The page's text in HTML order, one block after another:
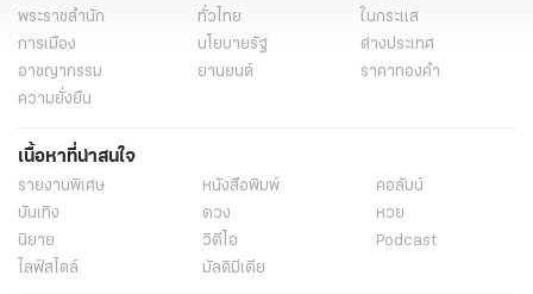
พระราชสำนัก ทั่วไทย
ในกระแส
การเมือง
นโยบายรัฐ
ต่างประเทศ
อาชญากรรม
ยานยนต์
ราคาทองคำ
ความยั่งยืน
เนื้อหาที่น่าสนใจ
รายงานพิเศษ หนังสือพิมพ์
คอลัมน์
บันเทิง
ดวง
หวย
นิยาย
วิดีโอ
Podcast
ไลฟ์สไตล์
มัลติมีเดีย